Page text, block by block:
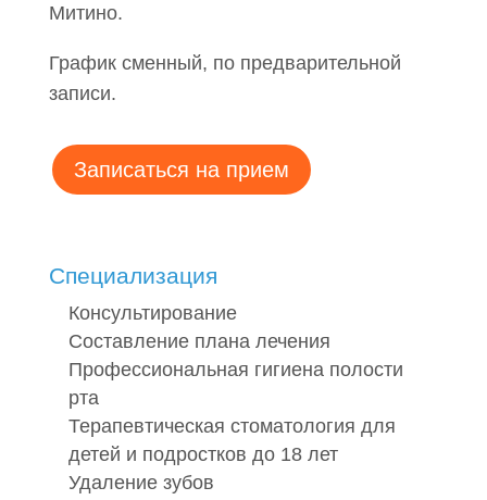
Митино.
График сменный, по предварительной
записи.
Записаться на прием
Специализация
Консультирование
Составление плана лечения
Профессиональная гигиена полости
рта
Терапевтическая стоматология для
детей и подростков до 18 лет
Удаление зубов